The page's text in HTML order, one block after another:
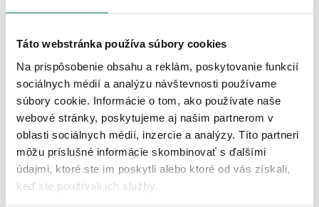
Táto webstránka používa súbory cookies
Na prispôsobenie obsahu a reklám, poskytovanie funkcií
sociálnych médií a analýzu návštevnosti používame
súbory cookie. Informácie o tom, ako používate naše
webové stránky, poskytujeme aj našim partnerom v
oblasti sociálnych médií, inzercie a analýzy. Títo partneri
môžu príslušné informácie skombinovať s ďalšími
údajmi, ktoré ste im poskytli alebo ktoré od vás získali,
keď ste používali ich služby.
Victorinox Multifunkčný nôž Compact 1.3405
Skladom/ u vás už 10.08.
OD 43.27 €